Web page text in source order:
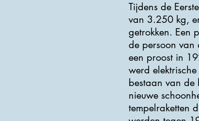
Tijdens de
van 3.250 kg,
getrokken. Een
de persoon van
een proost in
werd
bestaan ​​van
nieuwe
tempelraketten